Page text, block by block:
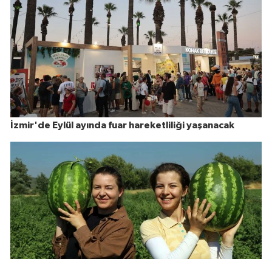
İzmir'de Eylül ayında fuar hareketliliği yaşanacak